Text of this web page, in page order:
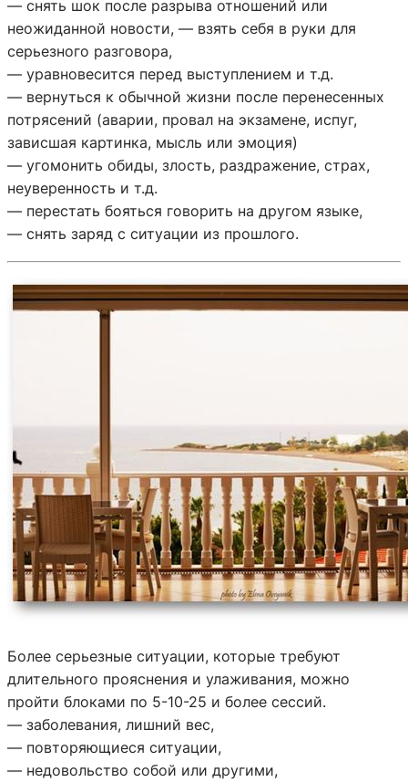
— снять шок после разрыва отношений или
неожиданной новости, — взять себя в руки для
серьезного разговора,
— уравновесится перед выступлением и т.д.
— вернуться к обычной жизни после перенесенных
потрясений (аварии, провал на экзамене, испуг,
зависшая картинка, мысль или эмоция)
— угомонить обиды, злость, раздражение, страх,
неуверенность и т.д.
— перестать бояться говорить на другом языке,
— снять заряд с ситуации из прошлого.
Более серьезные ситуации, которые требуют
длительного прояснения и улаживания, можно
пройти блоками по 5-10-25 и более сессий.
— заболевания, лишний вес,
— повторяющиеся ситуации,
— недовольство собой или другими,